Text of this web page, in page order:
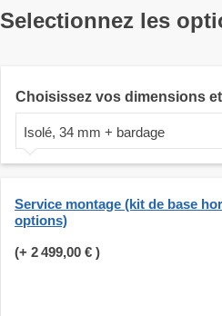
Selectionnez les
Choisissez vos dimensions
Isolé, 34 mm + bardage
Service montage (kit de base
options)
(+ 2 499,00 € )